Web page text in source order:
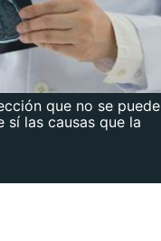
que no se puede
sí las causas que la